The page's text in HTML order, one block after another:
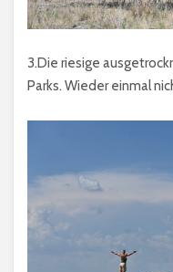
3.Die riesige
Parks. Wieder einmal